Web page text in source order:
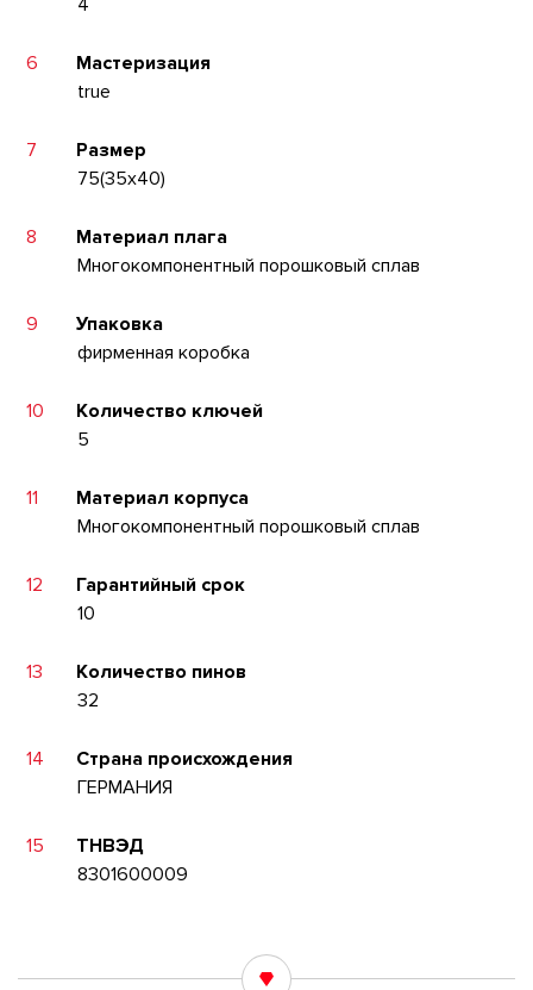
4
6
Мастеризация
true
7
Размер
75(35x40)
8
Материал плага
Многокомпонентный порошковый сплав
9
Упаковка
фирменная коробка
10
Количество ключей
5
11
Материал корпуса
Многокомпонентный порошковый сплав
12
Гарантийный срок
10
13
Количество пинов
32
14
Страна происхождения
ГЕРМАНИЯ
15
ТНВЭД
8301600009